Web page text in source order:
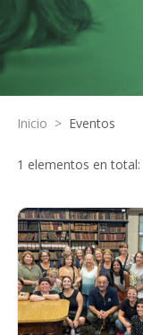
Inicio > Eventos
1 elementos en total: